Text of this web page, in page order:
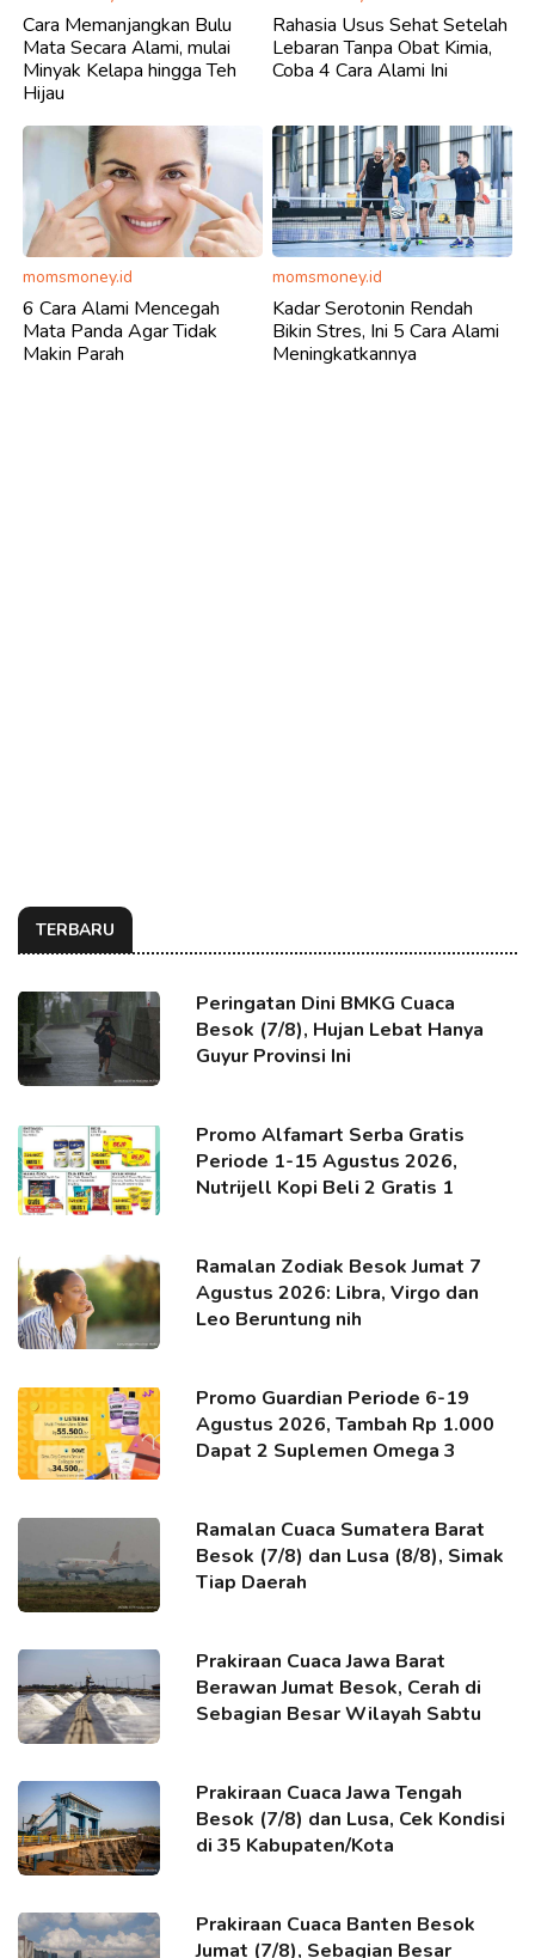
Cara Memanjangkan Bulu
Mata Secara Alami, mulai
Minyak Kelapa hingga Teh
Hijau
Rahasia Usus Sehat Setelah
Lebaran Tanpa Obat Kimia,
Coba 4 Cara Alami Ini
momsmoney.id
6 Cara Alami Mencegah
Mata Panda Agar Tidak
Makin Parah
momsmoney.id
Kadar Serotonin Rendah
Bikin Stres, Ini 5 Cara Alami
Meningkatkannya
TERBARU
Peringatan Dini BMKG Cuaca
Besok (7/8), Hujan Lebat Hanya
Guyur Provinsi Ini
Promo Alfamart Serba Gratis
Periode 1-15 Agustus 2026,
Nutrijell Kopi Beli 2 Gratis 1
Ramalan Zodiak Besok Jumat 7
Agustus 2026: Libra, Virgo dan
Leo Beruntung nih
Promo Guardian Periode 6-19
Agustus 2026, Tambah Rp 1.000
Dapat 2 Suplemen Omega 3
Ramalan Cuaca Sumatera Barat
Besok (7/8) dan Lusa (8/8), Simak
Tiap Daerah
Prakiraan Cuaca Jawa Barat
Berawan Jumat Besok, Cerah di
Sebagian Besar Wilayah Sabtu
Prakiraan Cuaca Jawa Tengah
Besok (7/8) dan Lusa, Cek Kondisi
di 35 Kabupaten/Kota
Prakiraan Cuaca Banten Besok
Jumat (7/8), Sebagian Besar